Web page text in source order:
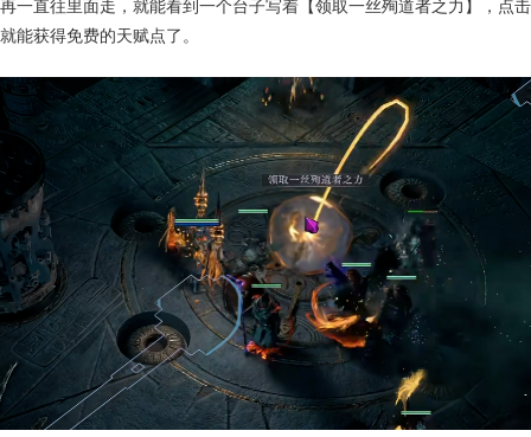
再一直往里面走，就能看到一个台子写着【领取一丝殉道者之力】，点击
就能获得免费的天赋点了。